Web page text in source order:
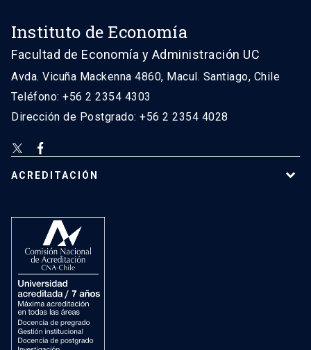
Instituto de Economía
Facultad de Economía y Administración UC
Avda. Vicuña Mackenna 4860, Macul. Santiago, Chile
Teléfono: +56 2 2354 4303
Dirección de Postgrado: +56 2 2354 4028
ACREDITACIÓN